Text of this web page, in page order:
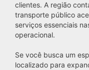
clientes. A região
transporte público
serviços essenciais
operacional.
Se você busca um
localizado para